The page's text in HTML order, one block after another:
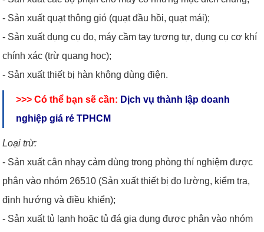
- Sản xuất quạt thông gió (quạt đầu hồi, quạt mái);
- Sản xuất dụng cụ đo, máy cầm tay tương tự, dụng cụ cơ khí
chính xác (trừ quang học);
- Sản xuất thiết bị hàn không dùng điện.
>>> Có thể bạn sẽ cần: Dịch vụ thành lập doanh
nghiệp giá rẻ TPHCM
Loại trừ:
- Sản xuất cân nhạy cảm dùng trong phòng thí nghiệm được
phân vào nhóm 26510 (Sản xuất thiết bị đo lường, kiểm tra,
định hướng và điều khiển);
- Sản xuất tủ lạnh hoặc tủ đá gia dụng được phân vào nhóm